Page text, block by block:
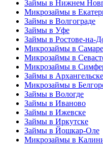
Займы в Нижнем
Микрозаймы в
Займы в Волгограде
Займы в Уфе
Займы в Ростове-на-
Микрозаймы в Самаре
Микрозаймы в
Микрозаймы в
Займы в Архангельске
Микрозаймы в
Займы в Вологде
Займы в Иваново
Займы в Ижевске
Займы в Иркутске
Займы в Йошкар-Оле
Микрозаймы в